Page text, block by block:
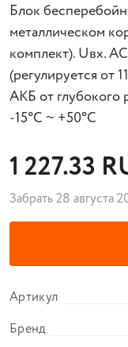
Блок
металлическом
комплект). Uвх.
(регулируется от
АКБ от глубокого
-15°C ~ +50°C
1 227.33
Забрать 28 августа
Артикул
Бренд